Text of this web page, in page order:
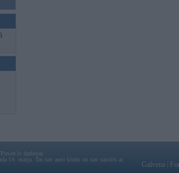
darbojas
14. maija. Tas nav auto klubs un nav saistīts ar
Galvena